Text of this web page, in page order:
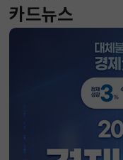
카드뉴스